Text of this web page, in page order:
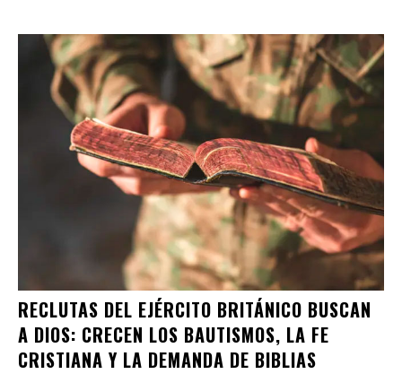
RECLUTAS DEL EJÉRCITO BRITÁNICO BUSCAN
A DIOS: CRECEN LOS BAUTISMOS, LA FE
CRISTIANA Y LA DEMANDA DE BIBLIAS